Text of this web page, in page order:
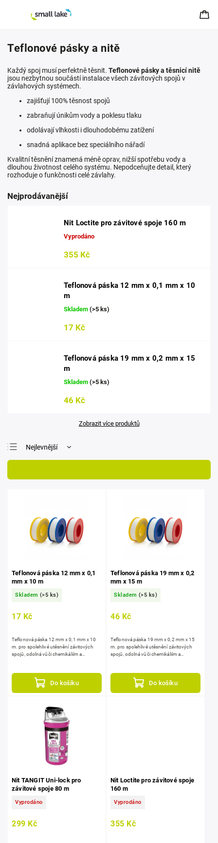
Teflonové pásky a nitě
Každý spoj musí perfektně těsnit. Teflonové pásky a těsnicí nitě
jsou nezbytnou součástí instalace všech závitových spojů v
závlahových systémech.
zajišťují 100% těsnost spojů
zabraňují únikům vody a poklesu tlaku
odolávají vlhkosti i dlouhodobému zatížení
snadná aplikace bez speciálního nářadí
Kvalitní těsnění znamená méně oprav, nižší spotřebu vody a
dlouhou životnost celého systému. Nepodceňujte detail, který
rozhoduje o funkčnosti celé závlahy.
Nejprodávanější
Nit Loctite pro závitové spoje 160 m
Vyprodáno
355 Kč
Teflonová páska 12 mm x 0,1 mm x 10
m
Skladem (>5 ks)
17 Kč
Teflonová páska 19 mm x 0,2 mm x 15
m
Skladem (>5 ks)
46 Kč
Zobrazit více produktů
Nejlevnější
Nejprodávanější
Teflonová páska 12 mm x 0,1
mm x 10 m
Skladem (>5 ks)
17 Kč
Do košíku
Teflonová páska 12 mm x 0,1 mm x 10
m. pro spolehlivé utěsnění závitových
spojů, odolná vůči chemikáliím a
Teflonová páska 19 mm x 0,2
mm x 15 m
Skladem (>5 ks)
46 Kč
Do košíku
Teflonová páska 19 mm x 0,2 mm x 15
m. pro spolehlivé utěsnění závitových
spojů, odolná vůči chemikáliím a
Nit TANGIT Uni-lock pro
závitové spoje 80 m
Vyprodáno
299 Kč
Nit Loctite pro závitové spoje
160 m
Vyprodáno
355 Kč